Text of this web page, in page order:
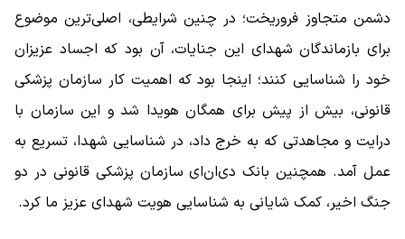
دشمن متجاوز فروریخت؛ در چنین شرایطی، اصلی‌ترین موضوع
برای بازماندگان شهدای این جنایات، آن بود که اجساد عزیزان
خود را شناسایی کنند؛ اینجا بود که اهمیت کار سازمان پزشکی
قانونی، بیش از پیش برای همگان هویدا شد و این سازمان با
درایت و مجاهدتی که به خرج داد، در شناسایی شهدا، تسریع به
عمل آمد. همچنین بانک دی‌ان‌ای سازمان پزشکی قانونی در دو
جنگ اخیر، کمک شایانی به شناسایی هویت شهدای عزیز ما کرد.